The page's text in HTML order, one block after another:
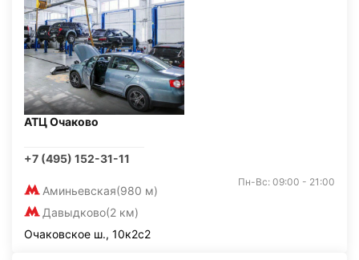
АТЦ Очаково
+7 (495) 152-31-11
Аминьевская(980 м)
Давыдково(2 км)
Пн-Вс: 09:00 - 21:00
Очаковское ш., 10к2с2